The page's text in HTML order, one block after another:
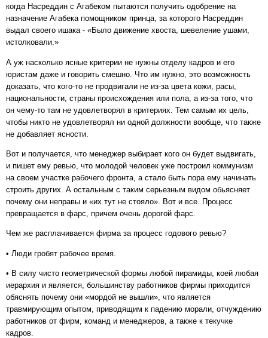
когда Насреддин с Агабеком пытаются получить одобрение на
назначение Агабека помощником принца, за которого Насреддин
выдал своего ишака - «Было движение хвоста, шевеление ушами,
истолковали.»
А уж насколько ясные критерии не нужны отделу кадров и его
юристам даже и говорить смешно. Что им нужно, это возможность
доказать, что кого-то не продвигали не из-за цвета кожи, расы,
национальности, страны происхождения или пола, а из-за того, что
он чему-то там не удовлетворял в критериях. Тем самым их цель,
чтобы никто не удовлетворял ни одной должности вообще, что также
не добавляет ясности.
Вот и получается, что менеджер выбирает кого он будет выдвигать,
и пишет ему ревью, что молодой человек уже построил коммунизм
на своем участке рабочего фронта, а стало быть пора ему начинать
строить других. А остальным с таким серьезным видом обьясняет
почему они неправы и «их тут не стояло». Вот и все. Процесс
превращается в фарс, причем очень дорогой фарс.
Чем же расплачивается фирма за процесс годового ревью?
• Люди гробят рабочее время.
• В силу чисто геометрической формы любой пирамиды, коей любая
иерархия и является, большинству работников фирмы приходится
обяснять почему они «мордой не вышли», что является
травмирующим опытом, приводящим к падению морали, отчуждению
работников от фирм, команд и менеджеров, а также к текучке
кадров.